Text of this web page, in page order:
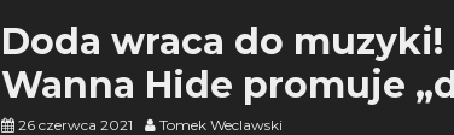
Doda wraca do muzyki!
Wanna Hide promuje
26 czerwca 2021 Tomek Weclawski